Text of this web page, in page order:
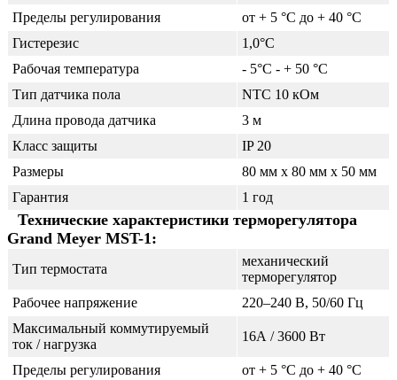
Пределы регулирования
от + 5 °C до + 40 °C
Гистерезис
1,0°С
Рабочая температура
- 5°С - + 50 °С
Тип датчика пола
NTC 10 кОм
Длина провода датчика
3 м
Класс защиты
IP 20
Размеры
80 мм x 80 мм x 50 мм
Гарантия
1 год
Технические характеристики терморегулятора
Grand Meyer MST-1:
Тип термостата
механический
терморегулятор
Рабочее напряжение
220–240 В, 50/60 Гц
Максимальный коммутируемый
ток / нагрузка
16А / 3600 Вт
Пределы регулирования
от + 5 °C до + 40 °C